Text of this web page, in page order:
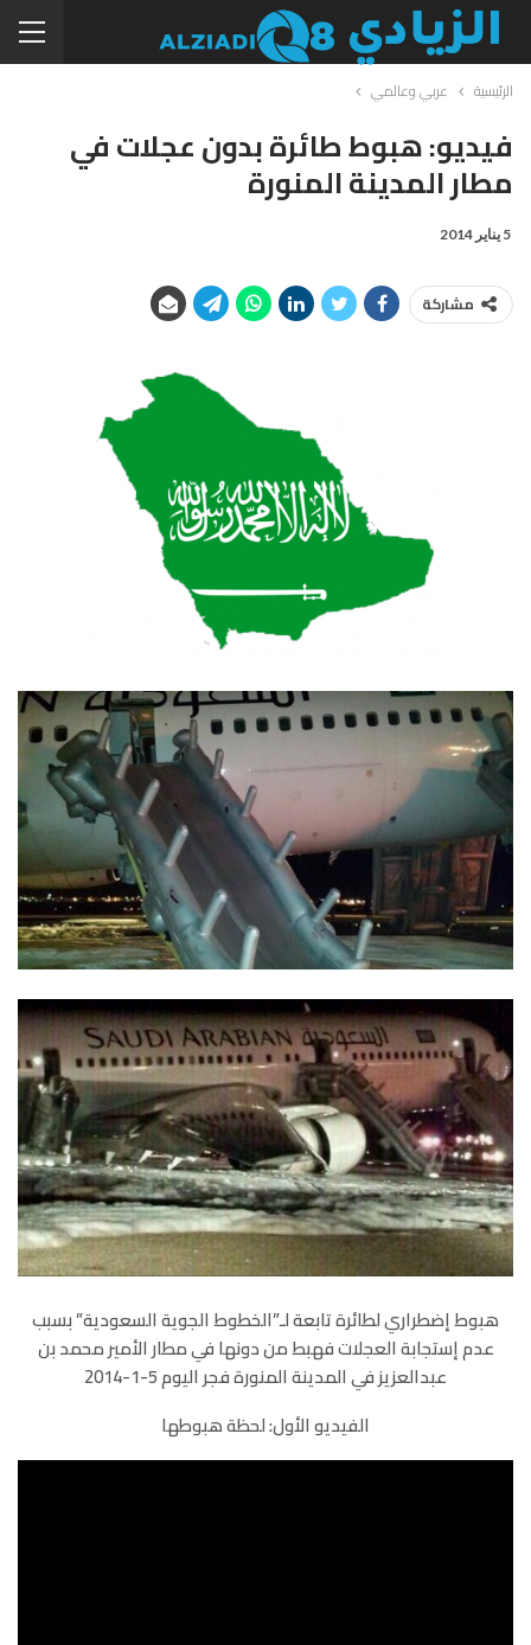
الرئيسية عربي وعالمي
فيديو: هبوط طائرة بدون عجلات في
مطار المدينة المنورة
5 يناير 2014
مشاركة
هبوط إضطراري لطائرة تابعة لـ”الخطوط الجوية السعودية” بسبب
عدم إستجابة العجلات فهبط من دونها في مطار الأمير محمد بن
عبدالعزيز في المدينة المنورة فجر اليوم 5-1-2014
الفيديو الأول: لحظة هبوطها